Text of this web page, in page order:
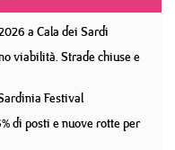
a Cala dei Sardi
viabilità. Strade chiuse e
Festival
di posti e nuove rotte per